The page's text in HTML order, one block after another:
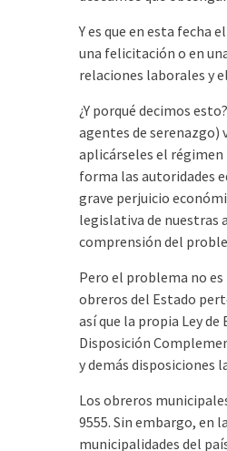
Y es que en esta fecha
una felicitación o en
relaciones laborales y
¿Y porqué decimos
agentes de serenazgo)
aplicárseles el régimen
forma las autoridades
grave perjuicio
legislativa de nuestras
comprensión del
Pero el problema no
obreros del Estado
así que la propia Ley
Disposición
y demás disposiciones
Los obreros
9555. Sin embargo, en
municipalidades del